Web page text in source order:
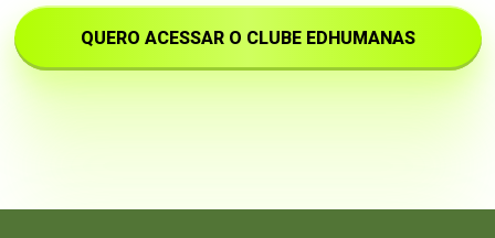
QUERO ACESSAR O CLUBE EDHUMANAS